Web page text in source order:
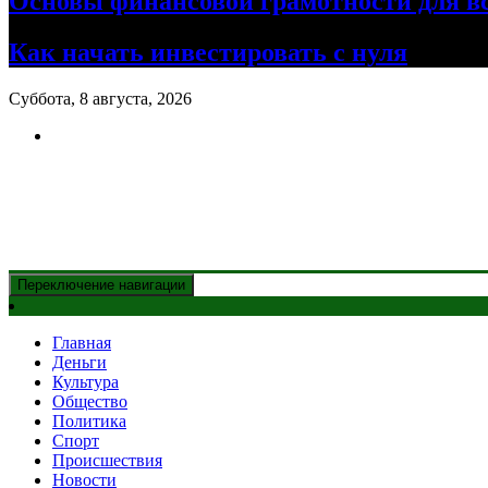
Как начать инвестировать с нуля
Суббота, 8 августа, 2026
Переключение навигации
Главная
Деньги
Культура
Общество
Политика
Спорт
Происшествия
Новости